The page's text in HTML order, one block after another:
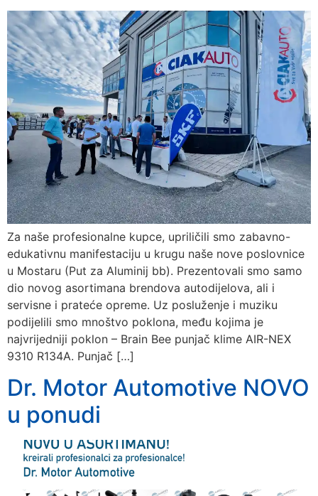
Za naše profesionalne kupce, upriličili smo zabavno-
edukativnu manifestaciju u krugu naše nove poslovnice
u Mostaru (Put za Aluminij bb). Prezentovali smo samo
dio novog asortimana brendova autodijelova, ali i
servisne i prateće opreme. Uz posluženje i muziku
podijelili smo mnoštvo poklona, među kojima je
najvrijedniji poklon – Brain Bee punjač klime AIR-NEX
9310 R134A. Punjač […]
Dr. Motor Automotive NOVO
u ponudi